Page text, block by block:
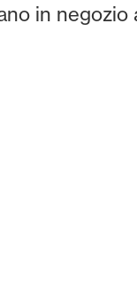
in